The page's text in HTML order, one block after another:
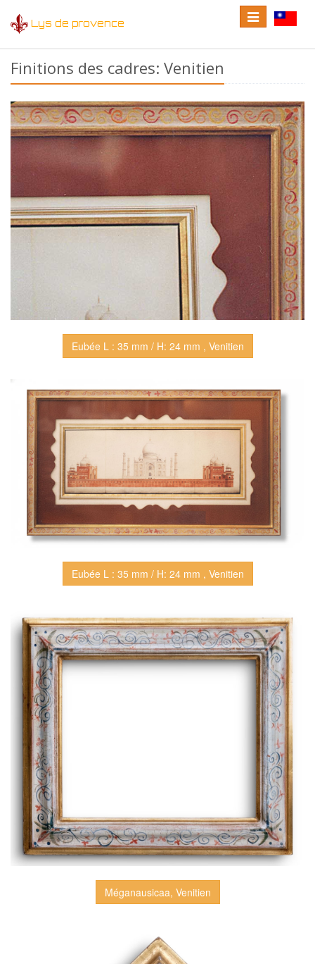
Lys de provence
Toggle
language
Toggle
navigation
Finitions des cadres: Venitien
Eubée L : 35 mm / H: 24 mm , Venitien
Eubée L : 35 mm / H: 24 mm , Venitien
Méganausicaa, Venitien